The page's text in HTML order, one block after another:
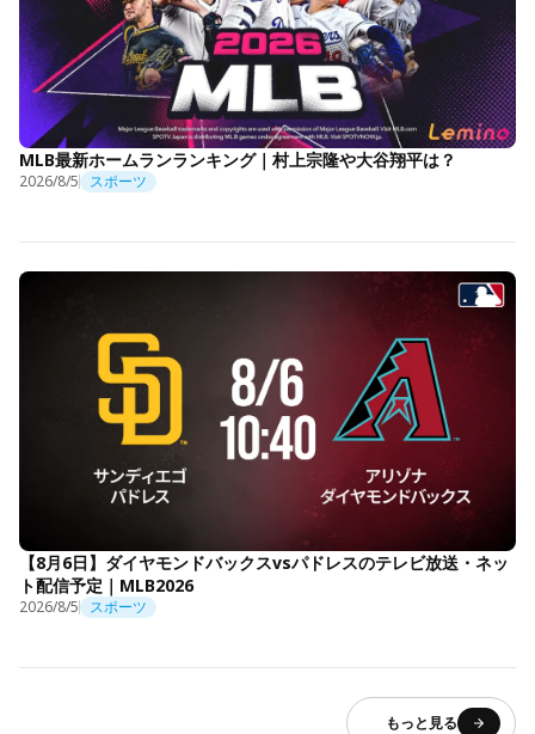
MLB最新ホームランランキング｜村上宗隆や大谷翔平は？
2026/8/5 スポーツ
【8月6日】ダイヤモンドバックスvsパドレスのテレビ放送・ネッ
ト配信予定｜MLB2026
2026/8/5 スポーツ
もっと見る